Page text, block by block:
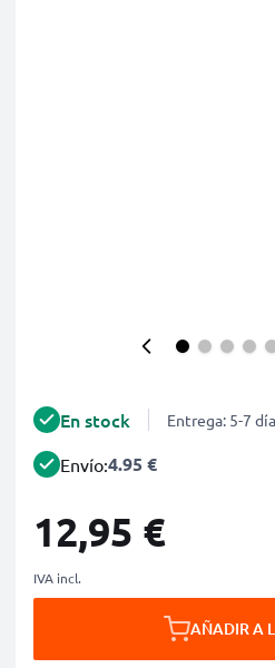
En stock Entrega: 5-7
Envío:4.95 €
12,95 €
IVA incl.
AÑADIR A